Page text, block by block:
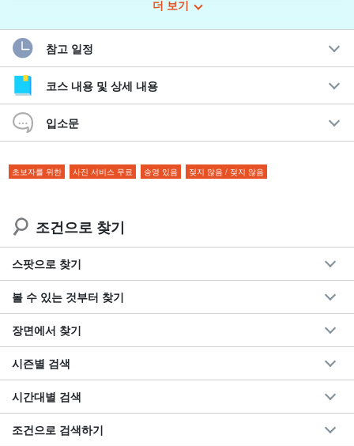
촬영 장소 : 2곳
소요시간: 약 5시간(준비시간 포함)
컷 수 : 50 컷
(※편집된 데이터 컷 수)
포토앨범 페이지 수 : 30P
포토앨범은 장기간 보관이 가능한 프로페셔널한 퀄리티를 자랑한
더 보기
참고 일정
코스 내용 및 상세 내용
입소문
초보자를 위한 사진 서비스 무료 송영 있음 젖지 않음 / 젖지 않음
조건으로 찾기
스팟으로 찾기
볼 수 있는 것부터 찾기
장면에서 찾기
시즌별 검색
시간대별 검색
조건으로 검색하기